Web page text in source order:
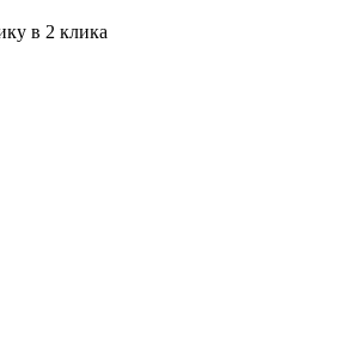
в 2 клика